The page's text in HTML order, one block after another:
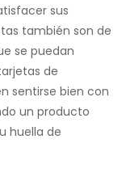
sus
también son de
se puedan
de
sentirse bien con
un producto
huella de